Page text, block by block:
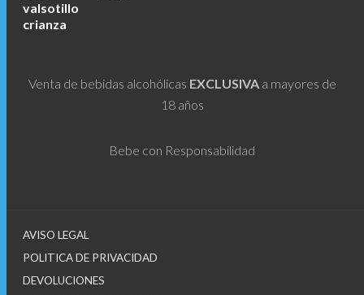
Venta de bebidas alcohólicas EXCLUSIVAa mayores de
18 años
Bebe con Responsabilidad
AVISO LEGAL
POLITICA DE PRIVACIDAD
DEVOLUCIONES